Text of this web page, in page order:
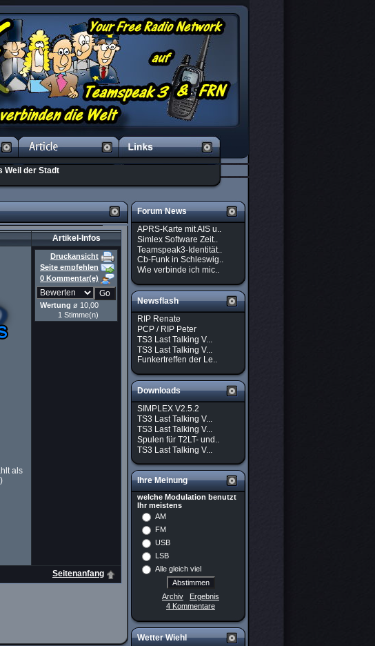
Weil der Stadt
Artikel-Infos
als
Druckansicht
Seite empfehlen
0 Kommentar(e)
Wertung ø 10,00
1 Stimme(n)
Seitenanfang
Forum News
APRS-Karte mit AIS u..
Simlex Software Zeit..
Teamspeak3-Identität..
Cb-Funk in Schleswig..
Wie verbinde ich mic..
Newsflash
RIP Renate
PCP / RIP Peter
TS3 Last Talking V...
TS3 Last Talking V...
Funkertreffen der Le..
Downloads
SIMPLEX V2.5.2
TS3 Last Talking V...
TS3 Last Talking V...
Spulen für T2LT- und..
TS3 Last Talking V...
Ihre Meinung
welche Modulation benutzt
Ihr meistens
AM
FM
USB
LSB
Alle gleich viel
Archiv
Ergebnis
4 Kommentare
Wetter Wiehl